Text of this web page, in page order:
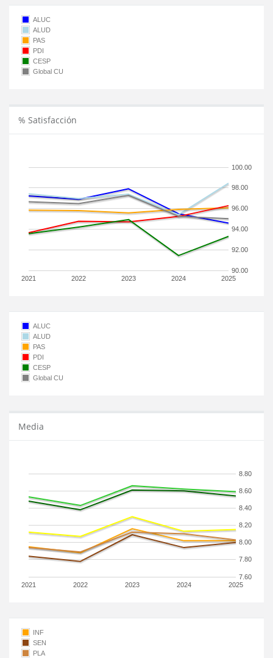
ALUC
ALUD
PAS
PDI
CESP
Global CU
% Satisfacción
2021 2022 2023 2024 2025
90.00
92.00
94.00
96.00
98.00
100.00
ALUC
ALUD
PAS
PDI
CESP
Global CU
Media
2021 2022 2023 2024 2025
7.60
7.80
8.00
8.20
8.40
8.60
8.80
INF
SEN
PLA